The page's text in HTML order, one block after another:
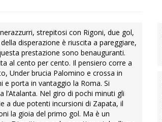
strepitosi con Rigoni, due gol,
disperazione è riuscita a pareggiare,
prestazione sono benauguranti.
al cento per cento. Il pensiero corre a
Under brucia Palomino e crossa in
porta in vantaggio la Roma. Si
Nel giro di pochi minuti gli
a due potenti incursioni di Zapata, il
la gioia del primo gol. Ma è un